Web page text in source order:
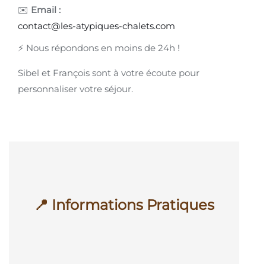
✉️ Email :
contact@les-atypiques-chalets.com
⚡ Nous répondons en moins de 24h !
Sibel et François sont à votre écoute pour
personnaliser votre séjour.
📍 Informations Pratiques